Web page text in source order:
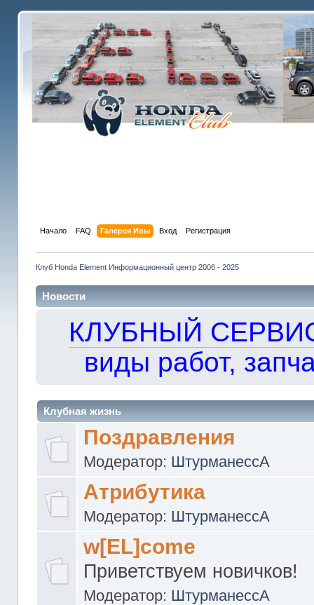
Начало FAQ Галерея Ивы Вход Регистрация
Клуб Honda Element Информационный центр 2006 - 2025
Новости
КЛУБНЫЙ
виды работ,
Клубная жизнь
Поздравления
Модератор: ШтурманессА
Атрибутика
Модератор: ШтурманессА
w[EL]come
Приветствуем новичков!
Модератор: ШтурманессА